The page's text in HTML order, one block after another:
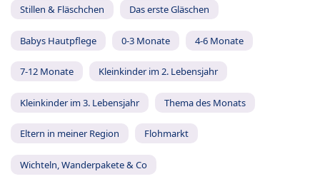
Stillen & Fläschchen Das erste Gläschen
Babys Hautpflege 0-3 Monate 4-6 Monate
7-12 Monate Kleinkinder im 2. Lebensjahr
Kleinkinder im 3. Lebensjahr Thema des Monats
Eltern in meiner Region Flohmarkt
Wichteln, Wanderpakete & Co